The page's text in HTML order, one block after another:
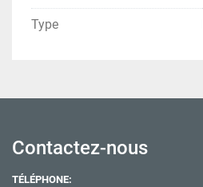
Type
Contactez-nous
TÉLÉPHONE: